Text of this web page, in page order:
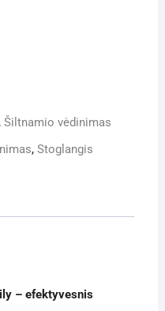
, Šiltnamio vėdinimas
, Stoglangis
– efektyvesnis